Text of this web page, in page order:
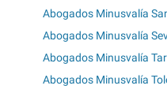
Abogados Minusvalía
Abogados Minusvalía
Abogados Minusvalía
Abogados Minusvalía